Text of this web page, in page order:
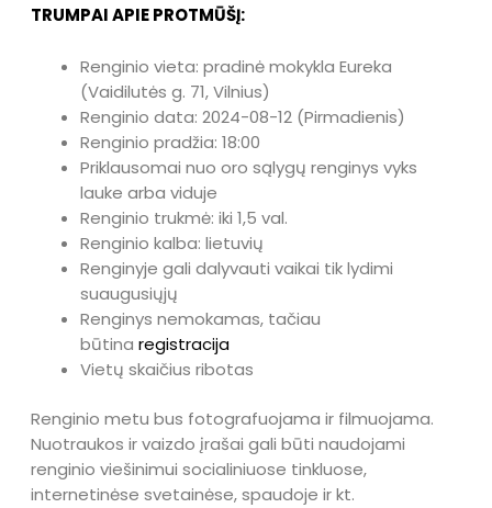
TRUMPAI APIE PROTMŪŠĮ:
Renginio vieta: pradinė mokykla Eureka
(Vaidilutės g. 71, Vilnius)
Renginio data: 2024-08-12 (Pirmadienis)
Renginio pradžia: 18:00
Priklausomai nuo oro sąlygų renginys vyks
lauke arba viduje
Renginio trukmė: iki 1,5 val.
Renginio kalba: lietuvių
Renginyje gali dalyvauti vaikai tik lydimi
suaugusiųjų
Renginys nemokamas, tačiau
būtina registracija
Vietų skaičius ribotas
Renginio metu bus fotografuojama ir filmuojama.
Nuotraukos ir vaizdo įrašai gali būti naudojami
renginio viešinimui socialiniuose tinkluose,
internetinėse svetainėse, spaudoje ir kt.